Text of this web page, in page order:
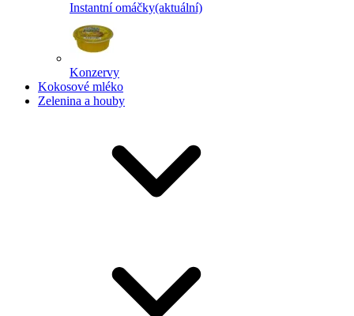
Instantní omáčky(aktuální)
Konzervy
Kokosové mléko
Zelenina a houby